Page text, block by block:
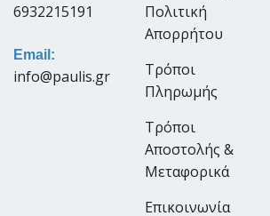
6932215191
Email:
info@paulis.gr
Πολιτική
Απορρήτου
Τρόποι
Πληρωμής
Τρόποι
Αποστολής &
Μεταφορικά
Επικοινωνία